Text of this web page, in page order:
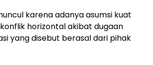
karena adanya asumsi kuat
horizontal akibat dugaan
yang disebut berasal dari pihak